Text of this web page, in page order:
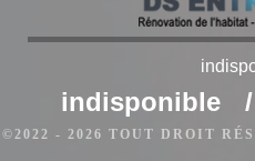
37 pour un confort
en rénovation et des styles
le solidifie et évite tous
plus elle sera tenace. Des
la pose. Il existe aussi des
indisponible /
©2022 - 2026 TOUT DROIT